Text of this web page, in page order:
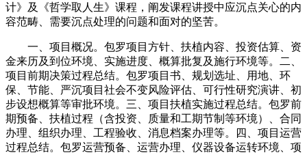
计》及《哲学取人生》课程，阐发课程讲授中应沉点关心的内
容范畴、需要沉点处理的问题和面对的坚苦。
一、项目概况。包罗项目方针、扶植内容、投资估算、资
金来历及到位环境、实施进度、概算批复及施行环境等。二、
项目前期决策过程总结。包罗项目书、规划选址、用地、环
保、节能、严沉项目社会不变风险评估、可行性研究演讲、初
步设想概算等审批环境。三、项目扶植实施过程总结。包罗前
期预备、扶植过程（含投资、质量和工期节制等环境）、合同
办理、组织办理、工程验收、消息档案办理等。四、项目运营
过程总结。包罗运营预备、运营办理、仪器设备运转环境、项